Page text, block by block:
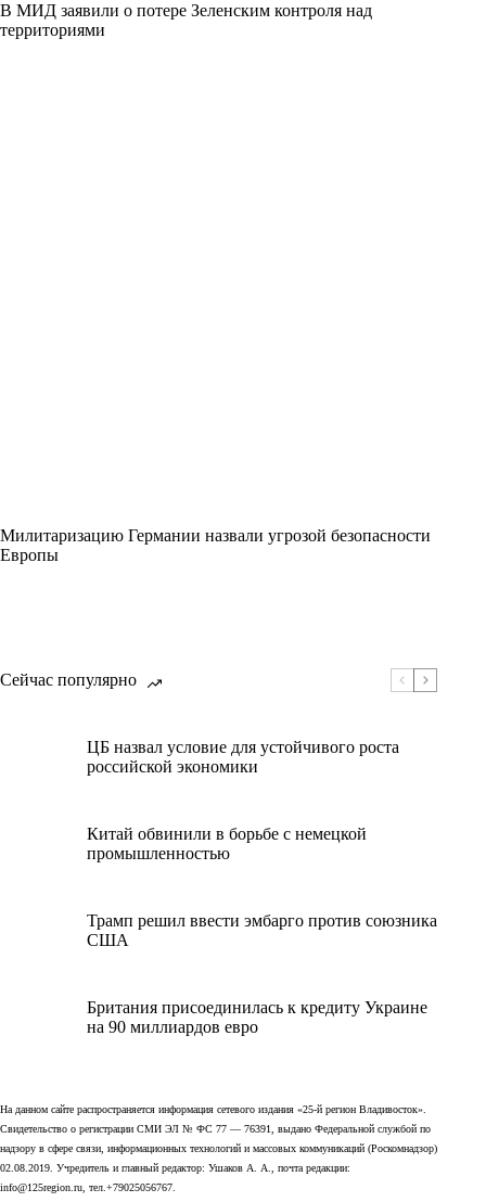
В МИД заявили о потере Зеленским контроля над
территориями
Милитаризацию Германии назвали угрозой безопасности
Европы
Сейчас популярно
ЦБ назвал условие для устойчивого роста
российской экономики
Китай обвинили в борьбе с немецкой
промышленностью
Трамп решил ввести эмбарго против союзника
США
Британия присоединилась к кредиту Украине
на 90 миллиардов евро
На данном сайте распространяется информация сетевого издания «25-й регион Владивосток».
Свидетельство о регистрации СМИ ЭЛ № ФС 77 — 76391, выдано Федеральной службой по
надзору в сфере связи, информационных технологий и массовых коммуникаций (Роскомнадзор)
02.08.2019. Учредитель и главный редактор: Ушаков А. А., почта редакции:
info@125region.ru, тел.+79025056767.